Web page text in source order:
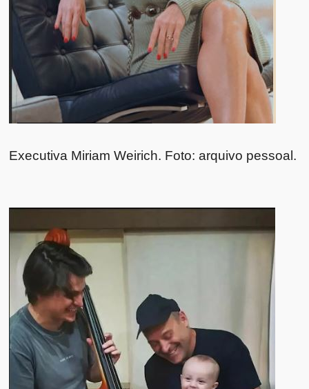
Executiva Miriam Weirich. Foto: arquivo pessoal.